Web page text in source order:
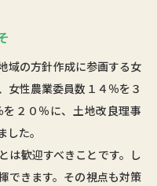
域の方針作成に参画する女
女性農業委員数１４％を３
２０％に、土地改良理事
た。
は歓迎すべきことです。し
できます。その視点も対策